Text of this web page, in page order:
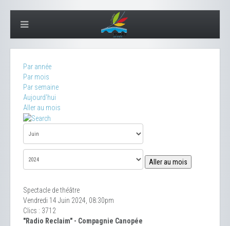
Par année
Par mois
Par semaine
Aujourd'hui
Aller au mois
Aller au mois
Spectacle de théâtre
Vendredi 14 Juin 2024, 08:30pm
Clics : 3712
"Radio Reclaim" - Compagnie Canopée